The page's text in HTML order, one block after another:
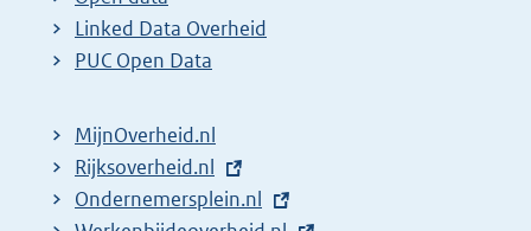
e
r
l
i
n
Linked Data Overheid
PUC Open Data
MijnOverheid.nl
E
x
Rijksoverheid.nl
E
Ondernemersplein.nl